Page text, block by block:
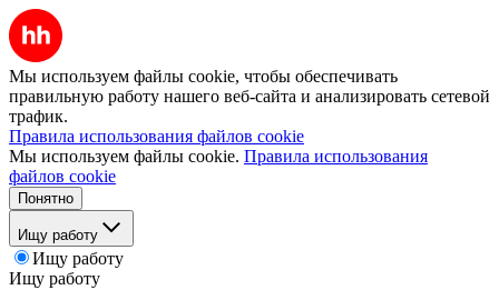
Мы используем файлы cookie, чтобы обеспечивать
правильную работу нашего веб-сайта и анализировать сетевой
трафик.
Правила использования файлов cookie
Мы используем файлы cookie. Правила использования
файлов cookie
Понятно
Ищу работу
Ищу работу
Ищу работу